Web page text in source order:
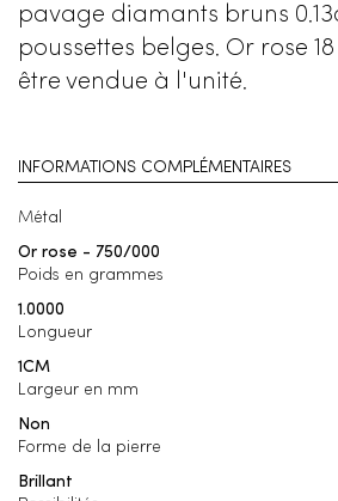
pavage diamants bruns
poussettes belges. Or rose
être vendue à l'unité.
INFORMATIONS COMPLÉMENTAIRES
Métal
Or rose - 750/000
Poids en grammes
1.0000
Longueur
1CM
Largeur en mm
Non
Forme de la pierre
Brillant